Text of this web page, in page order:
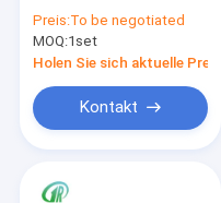
Druckmaschinen-vier
mit Stanze
Preis:To be negotiated
MOQ:1set
Holen Sie sich aktuelle Preis
Kontakt